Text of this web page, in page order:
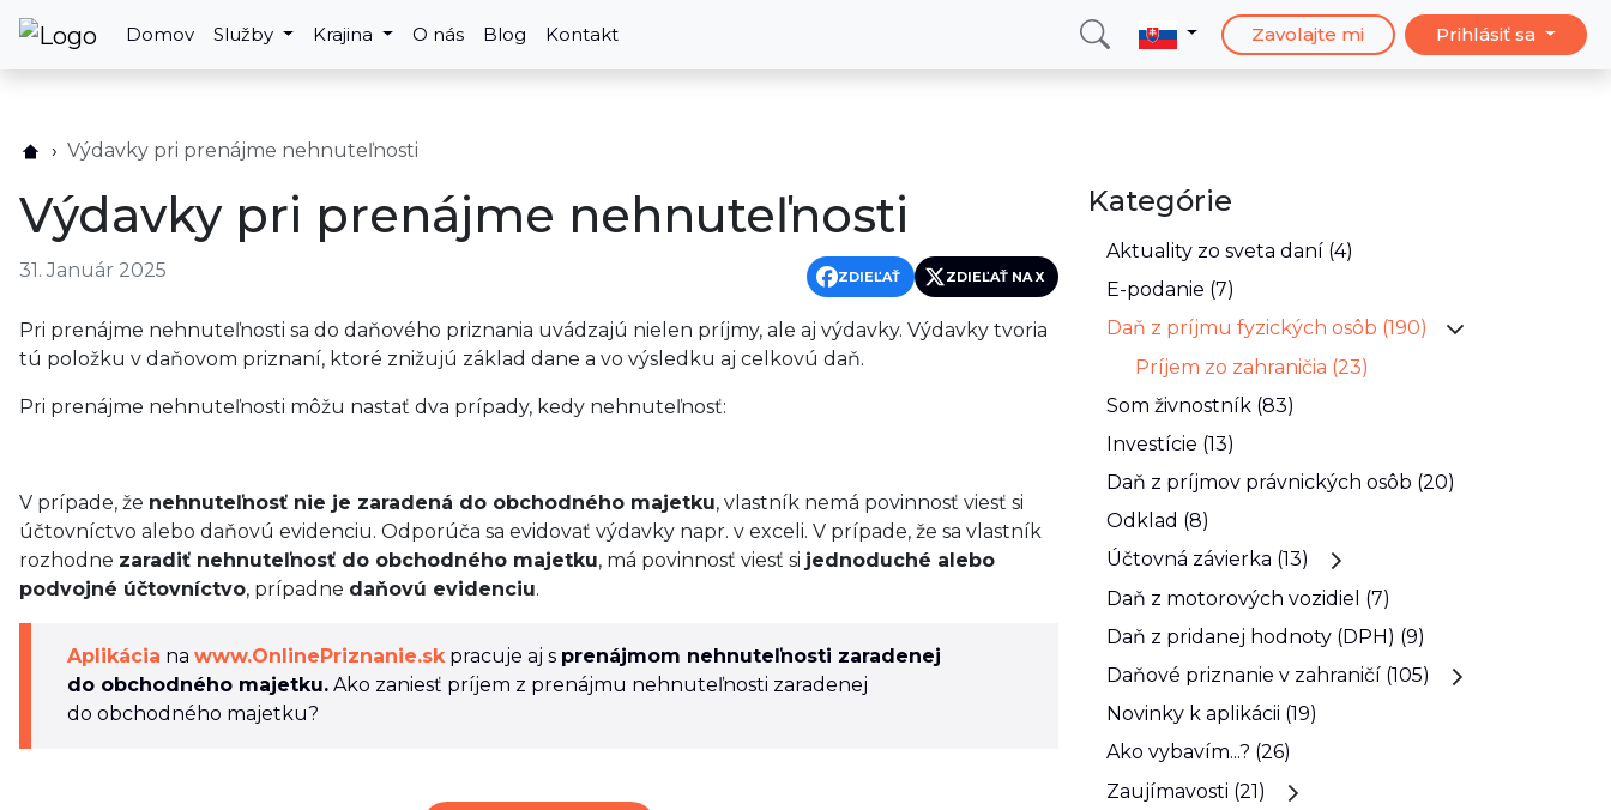
Domov Služby Krajina O nás Blog Kontakt Zavolajte mi Prihlásiť sa
Výdavky pri prenájme nehnuteľnosti
Výdavky pri prenájme nehnuteľnosti
31. Január 2025 ZDIEĽAŤ ZDIEĽAŤ NA X
Pri prenájme nehnuteľnosti sa do daňového priznania uvádzajú nielen príjmy, ale aj výdavky. Výdavky tvoria
tú položku v daňovom priznaní, ktoré znižujú základ dane a vo výsledku aj celkovú daň.
Pri prenájme nehnuteľnosti môžu nastať dva prípady, kedy nehnuteľnosť:
V prípade, že nehnuteľnosť nie je zaradená do obchodného majetku, vlastník nemá povinnosť viesť si
účtovníctvo alebo daňovú evidenciu. Odporúča sa evidovať výdavky napr. v exceli. V prípade, že sa vlastník
rozhodne zaradiť nehnuteľnosť do obchodného majetku, má povinnosť viesť si jednoduché alebo
podvojné účtovníctvo, prípadne daňovú evidenciu.
Aplikácia na www.OnlinePriznanie.skpracuje aj s prenájmom nehnuteľnosti zaradenej
do obchodného majetku. Ako zaniesť príjem z prenájmu nehnuteľnosti zaradenej
do obchodného majetku?
Kategórie
Aktuality zo sveta daní (4)
E-podanie (7)
Daň z príjmu fyzických osôb (190)
Príjem zo zahraničia (23)
Som živnostník (83)
Investície (13)
Daň z príjmov právnických osôb (20)
Odklad (8)
Účtovná závierka (13)
Daň z motorových vozidiel (7)
Daň z pridanej hodnoty (DPH) (9)
Daňové priznanie v zahraničí (105)
Novinky k aplikácii (19)
Ako vybavím...? (26)
Zaujímavosti (21)